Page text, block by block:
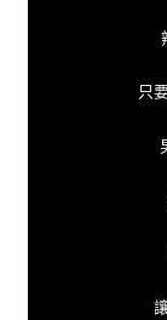
只